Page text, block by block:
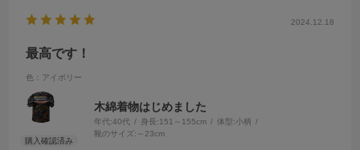
2024.12.18
最高です！
色：アイボリー
木綿着物はじめました
年代:40代 身長:151～155cm 体型:小柄
靴のサイズ: ～23cm